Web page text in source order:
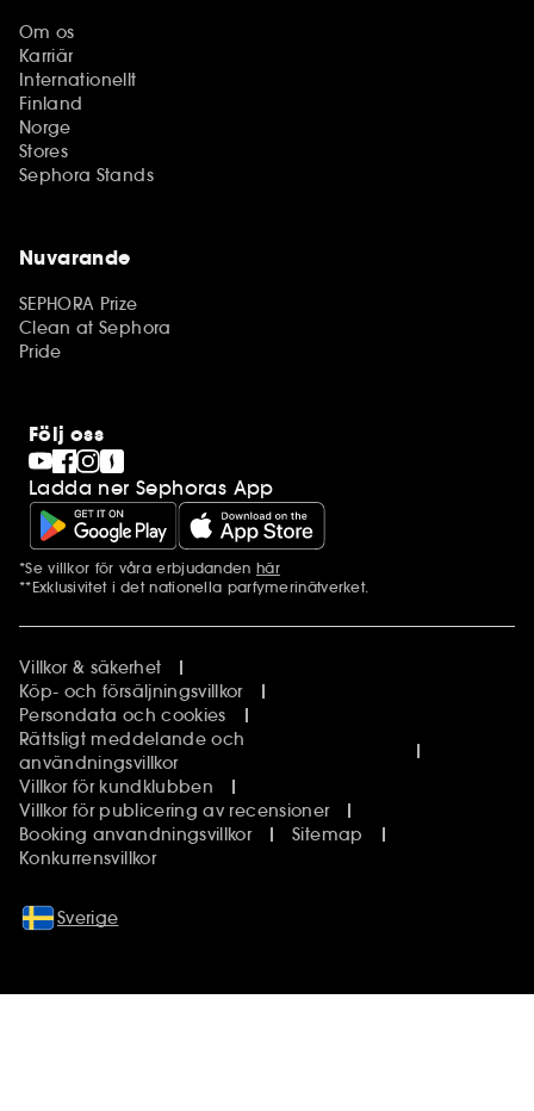
Om os
Karriär
Internationellt
Finland
Norge
Stores
Sephora Stands
Nuvarande
SEPHORA Prize
Clean at Sephora
Pride
Följ oss
Ladda ner Sephoras App
Ytterligare information
*Se villkor för våra erbjudanden här
**Exklusivitet i det nationella parfymerinätverket.
Villkor & säkerhet
Köp- och försäljningsvillkor
Persondata och cookies
Rättsligt meddelande och
användningsvillkor
Villkor för kundklubben
Villkor för publicering av recensioner
Booking anvandningsvillkor
Sitemap
Konkurrensvillkor
Sverige